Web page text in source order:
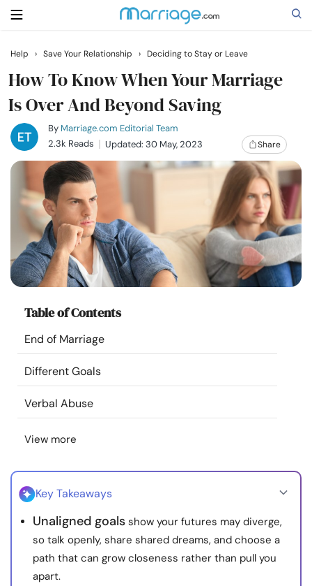
Search
Getting Married
Relationship
Family
Help
Courses
Resources
Community
Find a Therapist
Language
About Us Contact Us
© Copyright 2022. All Rights Reserved.
Help › Save Your Relationship › Deciding to Stay or Leave
How To Know When Your Marriage
Is Over And Beyond Saving
By Marriage.com Editorial Team
2.3k Reads
Updated: 30 May, 2023 Share
Table of Contents
End of Marriage
Different Goals
Verbal Abuse
View more
Key Takeaways
Unaligned goals show your futures may diverge,
so talk openly, share shared dreams, and choose a
path that can grow closeness rather than pull you
apart.